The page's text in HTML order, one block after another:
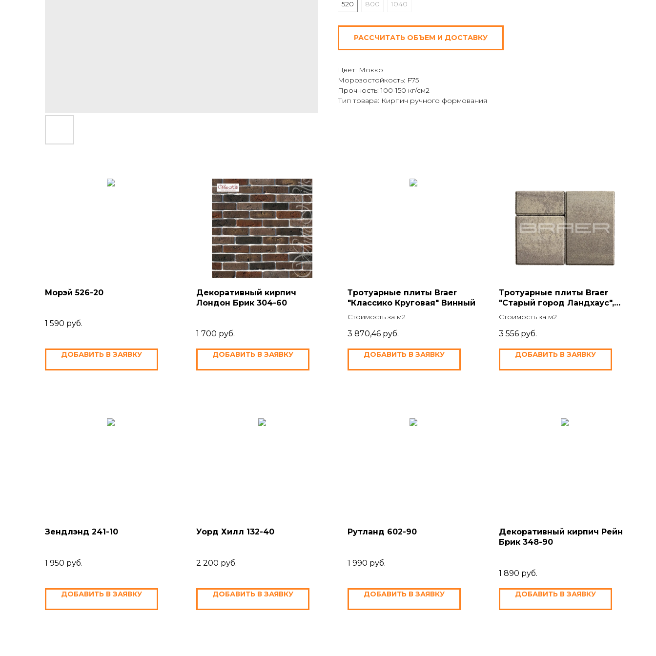
520
800 1040
РАССЧИТАТЬ ОБЪЕМ И ДОСТАВКУ
Цвет: Мокко
Морозостойкость: F75
Прочность: 100-150 кг/см2
Тип товара: Кирпич ручного формования
Морэй 526-20
1 590 руб.
ДОБАВИТЬ В ЗАЯВКУ
Декоративный кирпич
Лондон Брик 304-60
1 700 руб.
ДОБАВИТЬ В ЗАЯВКУ
Тротуарные плиты Braer
"Классико Круговая" Винный
Стоимость за м2
3 870,46 руб.
ДОБАВИТЬ В ЗАЯВКУ
Тротуарные плиты Braer
"Старый город Ландхаус",
Color Mix "Степь", 80мм.
Стоимость за м2
3 556 руб.
ДОБАВИТЬ В ЗАЯВКУ
Зендлэнд 241-10
1 950 руб.
ДОБАВИТЬ В ЗАЯВКУ
Уорд Хилл 132-40
2 200 руб.
ДОБАВИТЬ В ЗАЯВКУ
Рутланд 602-90
1 990 руб.
ДОБАВИТЬ В ЗАЯВКУ
Декоративный кирпич Рейн
Брик 348-90
1 890 руб.
ДОБАВИТЬ В ЗАЯВКУ